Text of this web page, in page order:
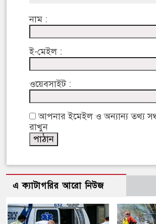
নাম :
ই-মেইল :
ওয়েবসাইট :
আপনার ইমেইল ও অন্যান্য তথ্য
রাখুন
এ ক্যাটাগরির আরো নিউজ